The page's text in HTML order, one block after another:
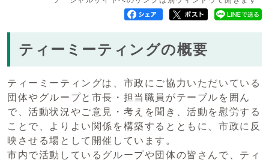
ティーミーティングの概要
ティーミーティングは、市政にご協力いただいている
団体やグループと市長・担当職員がテーブルを囲ん
で、活動状況やご意見・考えを聞き、活動を慰労する
ことで、よりよい関係を構築するとともに、市政に反
映させる場として開催しています。
市内で活動しているグループや団体の皆さんで、ティ